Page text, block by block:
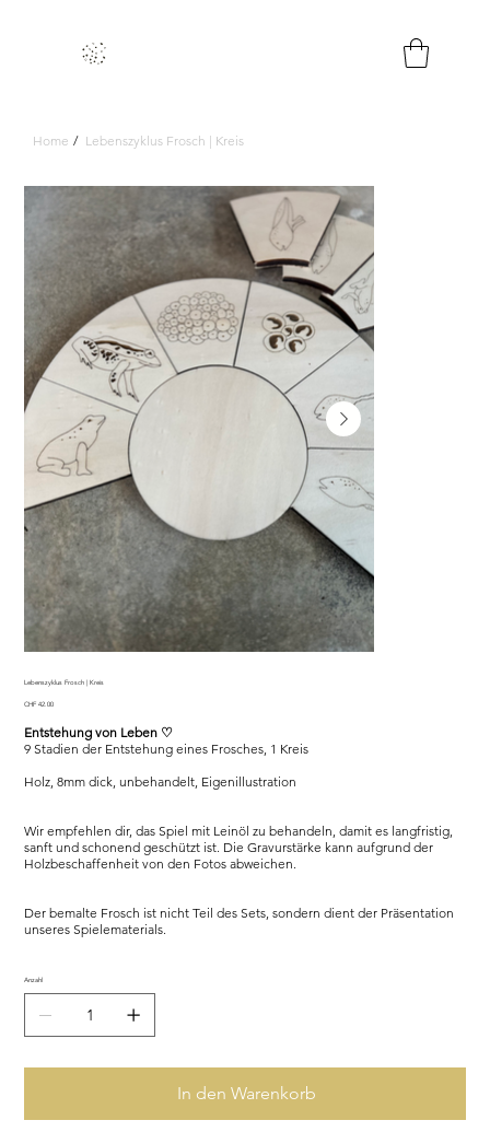
Home / Lebenszyklus Frosch | Kreis
Lebenszyklus Frosch | Kreis
Preis
CHF 42.00
Entstehung von Leben ♡
9 Stadien der Entstehung eines Frosches, 1 Kreis
Holz, 8mm dick, unbehandelt, Eigenillustration
Wir empfehlen dir, das Spiel mit Leinöl zu behandeln, damit es langfristig,
sanft und schonend geschützt ist. Die Gravurstärke kann aufgrund der
Holzbeschaffenheit von den Fotos abweichen.
Der bemalte Frosch ist nicht Teil des Sets, sondern dient der Präsentation
unseres Spielematerials.
Anzahl
In den Warenkorb